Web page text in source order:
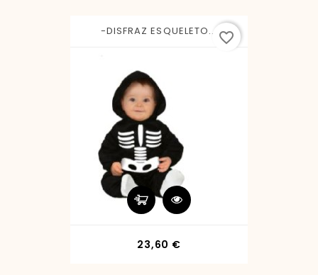
-DISFRAZ ESQUELETO...
23,60 €
favorite_border